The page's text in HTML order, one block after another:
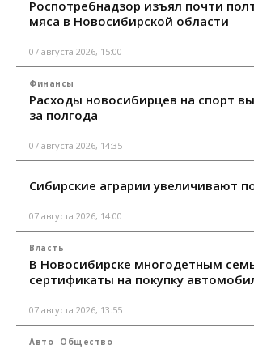
Роспотребнадзор изъял почти
мяса в Новосибирской области
07 августа 2026, 15:00
Финансы
Расходы новосибирцев на спорт
за полгода
07 августа 2026, 14:35
Сибирские аграрии увеличивают
07 августа 2026, 14:00
Власть
В Новосибирске многодетным
сертификаты на покупку
07 августа 2026, 13:55
Авто Общество